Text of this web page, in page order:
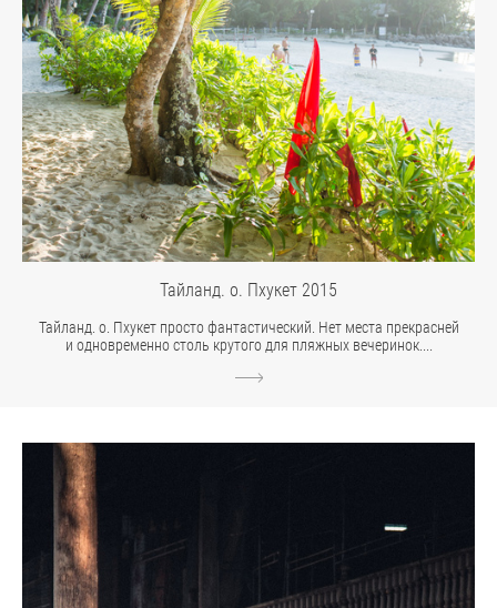
Тайланд. о. Пхукет 2015
Тайланд. о. Пхукет просто фантастический. Нет места прекрасней
и одновременно столь крутого для пляжных вечеринок....